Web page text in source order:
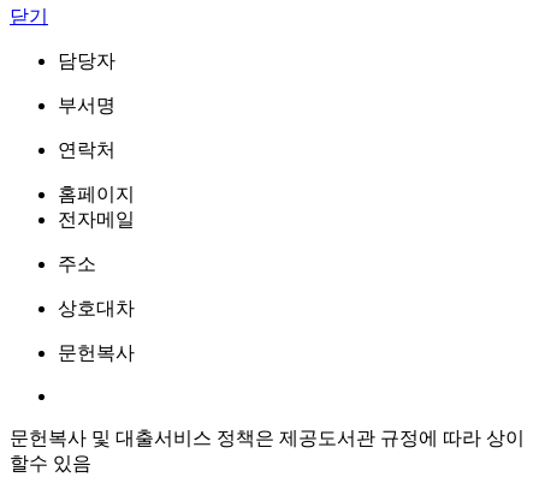
닫기
담당자
부서명
연락처
홈페이지
전자메일
주소
상호대차
문헌복사
문헌복사 및 대출서비스 정책은 제공도서관 규정에 따라 상이
할수 있음